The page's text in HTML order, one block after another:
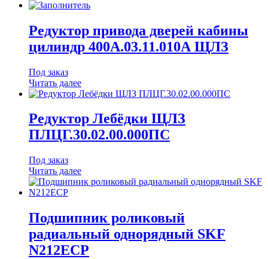
Редуктор привода дверей кабины
цилиндр 400А.03.11.010А ЩЛЗ
Под заказ
Читать далее
Редуктор Лебёдки ЩЛЗ
ПЛЦГ.30.02.00.000ПС
Под заказ
Читать далее
Подшипник роликовый
радиальный однорядный SKF
N212ECP